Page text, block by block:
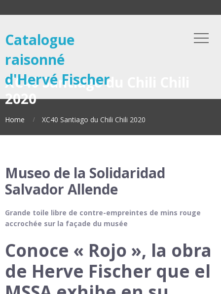
Catalogue
raisonné
d'Hervé Fischer
XC40 Santiago du Chili Chili
2020
Home XC40 Santiago du Chili Chili 2020
Museo de la Solidaridad
Salvador Allende
Grande toile libre de contre-empreintes de mins rouge
accrochée sur la façade du musée
Conoce « Rojo », la obra
de Herve Fischer que el